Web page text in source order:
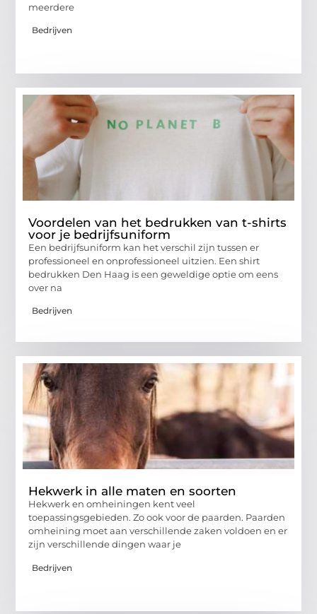
meerdere
Bedrijven
Voordelen van het bedrukken van t-shirts
voor je bedrijfsuniform
Een bedrijfsuniform kan het verschil zijn tussen er
professioneel en onprofessioneel uitzien. Een shirt
bedrukken Den Haag is een geweldige optie om eens
over na
Bedrijven
Hekwerk in alle maten en soorten
Hekwerk en omheiningen kent veel
toepassingsgebieden. Zo ook voor de paarden. Paarden
omheining moet aan verschillende zaken voldoen en er
zijn verschillende dingen waar je
Bedrijven